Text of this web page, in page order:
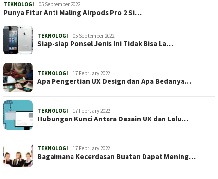
TEKNOLOGI 05 September 2022
Punya Fitur Anti Maling Airpods Pro 2 Si…
TEKNOLOGI 05 September 2022
Siap-siap Ponsel Jenis Ini Tidak Bisa La…
TEKNOLOGI 17 February 2022
Apa Pengertian UX Design dan Apa Bedanya…
TEKNOLOGI 17 February 2022
Hubungan Kunci Antara Desain UX dan Lalu…
TEKNOLOGI 17 February 2022
Bagaimana Kecerdasan Buatan Dapat Mening…